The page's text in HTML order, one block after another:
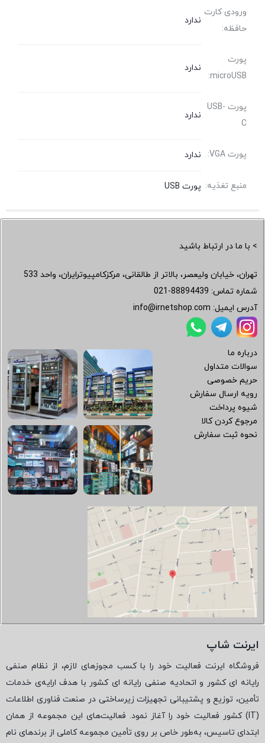
ورودی کارت
حافظه:
ندارد
پورت
microUSB:
ندارد
پورت USB-
C
ندارد
پورت VGA: ندارد
منبع تغذیه: پورت USB
> با ما در ارتباط باشید
تهران، خیابان ولیعصر، بالاتر از طالقانی، مرکزکامپیوترایران، واحد 533
شماره تماس: 021-88894439
آدرس ایمیل: info@irnetshop.com
درباره ما
سوالات متداول
حریم خصوصی
رویه ارسال سفارش
شیوه پرداخت
مرجوع کردن کالا
نحوه ثبت سفارش
ایرنت شاپ
فروشگاه ایرنت فعالیت خود را با کسب مجوزهای لازم، از نظام صنفی
رایانه ای کشور و اتحادیه صنفی رایانه ای کشور با هدف ارایه‌ی خدمات
تأمین، توزیع و پشتیبانی تجهیزات زیرساختی در صنعت فناوری اطلاعات
(
IT) کشور فعالیت خود را آغاز نمود. فعالیت‌های این مجموعه از همان
ابتدای تاسیس، به‌طور خاص بر روی تأمین مجموعه کاملی از برندهای نام